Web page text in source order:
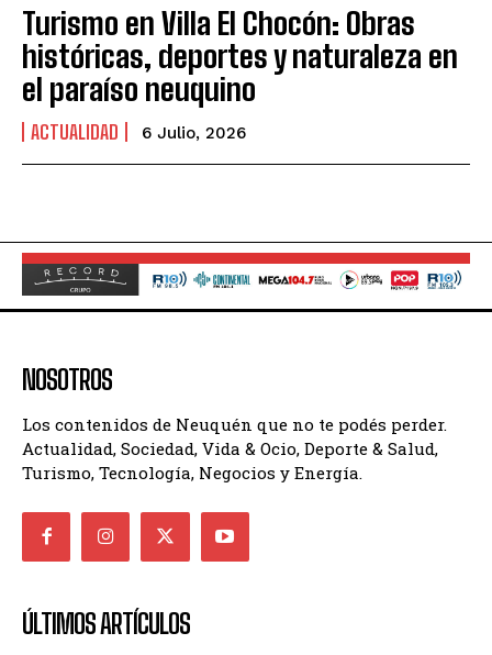
Turismo en Villa El Chocón: Obras
históricas, deportes y naturaleza en
el paraíso neuquino
ACTUALIDAD 6 Julio, 2026
NOSOTROS
Los contenidos de Neuquén que no te podés perder.
Actualidad, Sociedad, Vida & Ocio, Deporte & Salud,
Turismo, Tecnología, Negocios y Energía.
ÚLTIMOS ARTÍCULOS